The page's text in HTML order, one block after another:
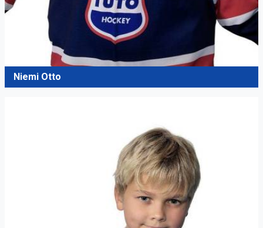
Niemi Otto